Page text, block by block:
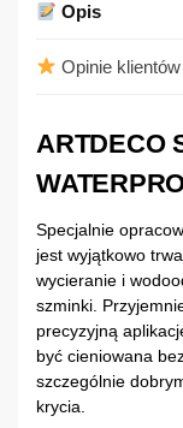
Opis
Opinie klientów
ARTDECO
Specjalnie
jest wyjątkowo
wycieranie i
szminki.
precyzyjną
być cieniowana
szczególnie
krycia.